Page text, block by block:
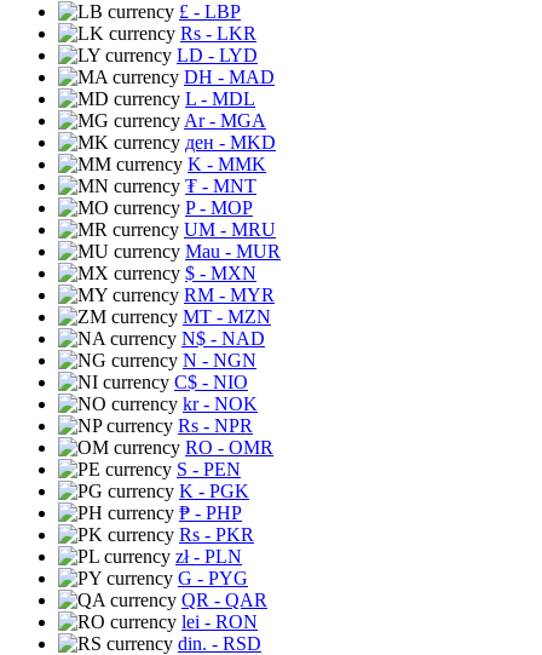
£ - LBP
Rs - LKR
LD - LYD
DH - MAD
L - MDL
Ar- MGA
ден - MKD
K - MMK
₮ - MNT
P- MOP
UM - MRU
Mau - MUR
$ - MXN
RM - MYR
MT - MZN
N$ - NAD
N - NGN
C$ - NIO
kr- NOK
Rs - NPR
RO - OMR
S - PEN
K - PGK
₱ - PHP
Rs - PKR
zł- PLN
G - PYG
QR - QAR
lei - RON
din. - RSD